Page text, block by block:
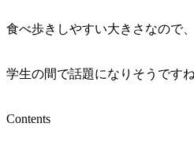
食べ歩きしやすい大きさなので
学生の間で話題になりそうですね
Contents